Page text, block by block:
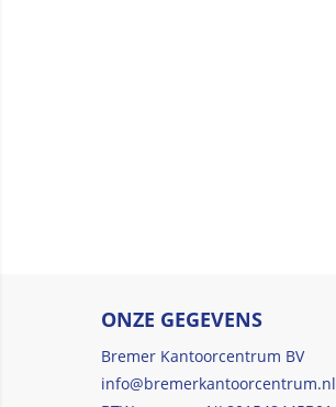
ONZE GEGEVENS
Bremer Kantoorcentrum BV
info@bremerkantoorcentrum.nl